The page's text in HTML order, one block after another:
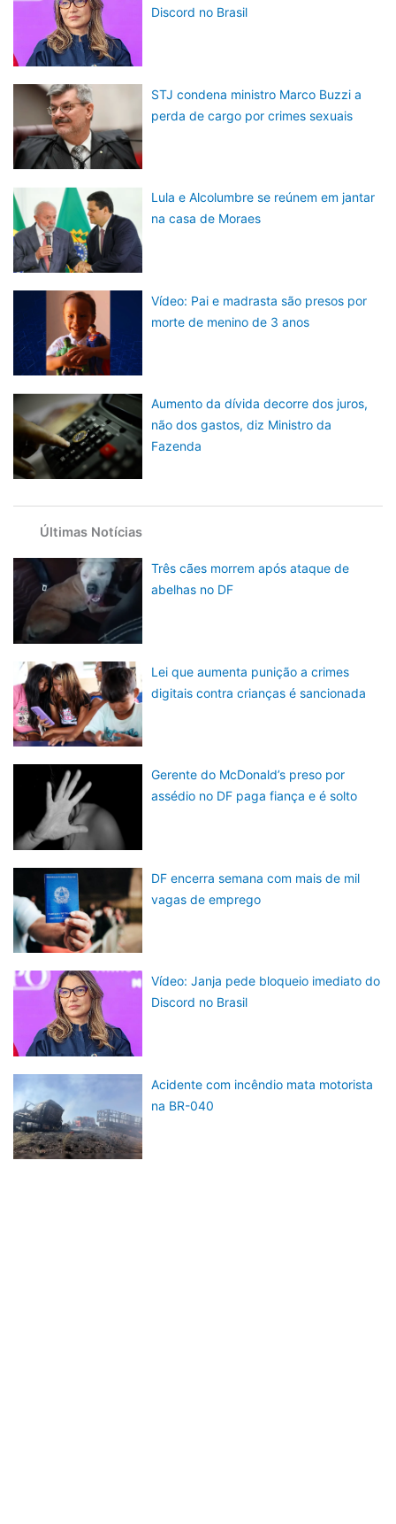
Discord no Brasil
STJ condena ministro Marco Buzzi a
perda de cargo por crimes sexuais
Lula e Alcolumbre se reúnem em jantar
na casa de Moraes
Vídeo: Pai e madrasta são presos por
morte de menino de 3 anos
Aumento da dívida decorre dos juros,
não dos gastos, diz Ministro da
Fazenda
Últimas Notícias
Três cães morrem após ataque de
abelhas no DF
Lei que aumenta punição a crimes
digitais contra crianças é sancionada
Gerente do McDonald’s preso por
assédio no DF paga fiança e é solto
DF encerra semana com mais de mil
vagas de emprego
Vídeo: Janja pede bloqueio imediato do
Discord no Brasil
Acidente com incêndio mata motorista
na BR-040